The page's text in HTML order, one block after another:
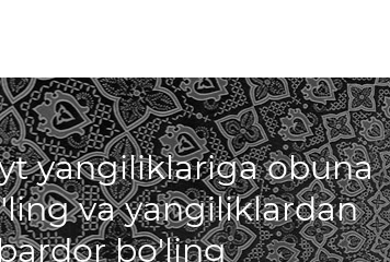
yangiliklariga obuna
va yangiliklardan
bo'ling